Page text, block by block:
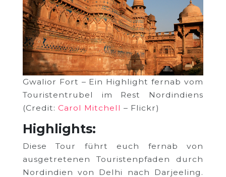
Gwalior Fort – Ein Highlight fernab vom
Touristentrubel im Rest Nordindiens
(Credit: Carol Mitchell – Flickr)
Highlights:
Diese Tour führt euch fernab von
ausgetretenen Touristenpfaden durch
Nordindien von Delhi nach Darjeeling.